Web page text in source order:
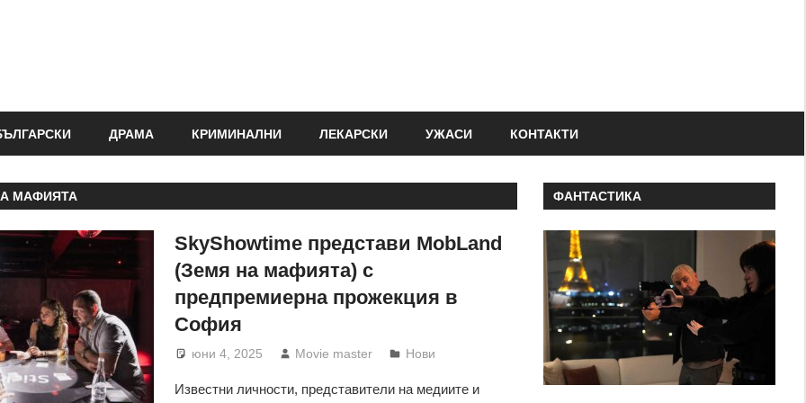
ДРАМА КРИМИНАЛНИ ЛЕКАРСКИ УЖАСИ КОНТАКТИ
МАФИЯТА
SkyShowtime представи MobLand
(Земя на мафията) с
предпремиерна прожекция в
София
юни 4, 2025 Movie master Нови
Известни личности, представители на медиите и
ФАНТАСТИКА